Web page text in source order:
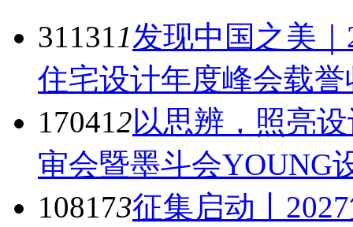
311311发现中国之美
住宅设计年度峰会载誉
170412以思辨，照亮
审会暨墨斗会YOUNG
108173征集启动丨